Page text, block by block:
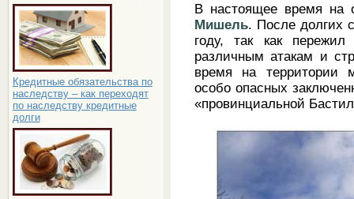
Кредитные обязательства по
наследству – как переходят
по наследству кредитные
долги
В настоящее время на
Мишель. После долгих
году, так как
различным атакам и
время на территории
особо опасных
«провинциальной